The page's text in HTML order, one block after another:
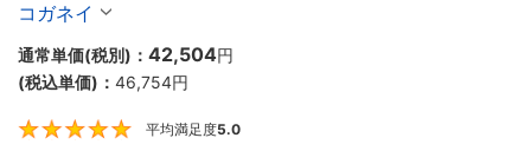
コガネイ
通常単価(税別)： 42,504円
(税込単価)： 46,754円
平均満足度5.0